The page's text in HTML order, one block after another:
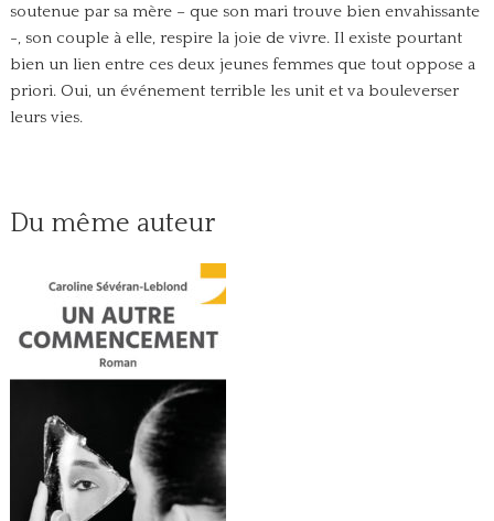
soutenue par sa mère – que son mari trouve bien envahissante
-, son couple à elle, respire la joie de vivre.Il existe pourtant
bien un lien entre ces deux jeunes femmes que tout oppose a
priori. Oui, un événement terrible les unit et va bouleverser
leurs vies.
Du même auteur